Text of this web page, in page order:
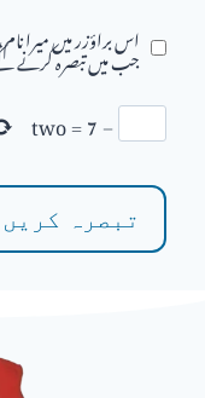
اس براؤزر میں میرا
جب میں تبصرہ کرنے
−
7
=
two